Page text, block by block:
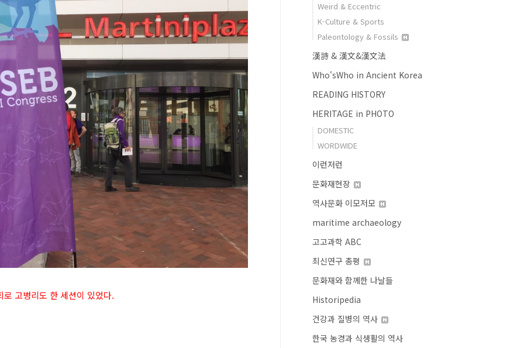
고병리도 한 세션이 있었다.
Weird & Eccentric
K-Culture & Sports
Paleontology & Fossils
漢詩 & 漢文&漢文法
Who'sWho in Ancient Korea
READING HISTORY
HERITAGE in PHOTO
DOMESTIC
WORDWIDE
이런저런
문화재현장
역사문화 이모저모
maritime archaeology
고고과학 ABC
최신연구 총평
문화재와 함께한 나날들
Historipedia
건강과 질병의 역사
한국 농경과 식생활의 역사